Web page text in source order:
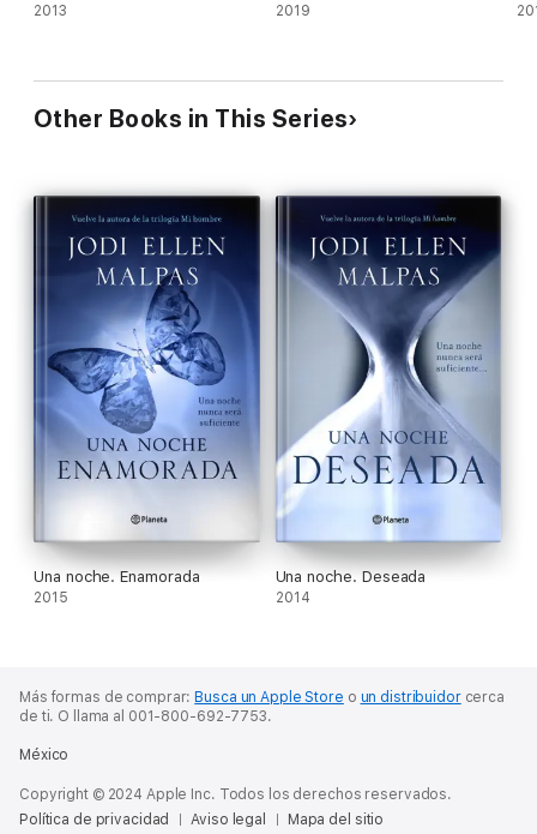
2013 2019
Other Books in This Series
Una noche. Enamorada
2015
Una noche. Deseada
2014
Más formas de comprar: Busca un Apple Store o un distribuidorcerca
de ti. O llama al 001-800-692-7753.
México
Copyright © 2024 Apple Inc. Todos los derechos reservados.
Política de privacidad
Aviso legal Mapa del sitio